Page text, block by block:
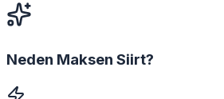
Neden Maksen Siirt?